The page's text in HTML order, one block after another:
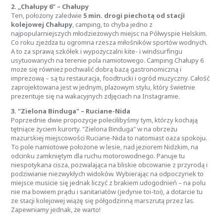
2. „Chałupy 6” – Chałupy
Ten, położony zaledwie 5 min. drogi piechotą od stacji
kolejowej Chałupy, camping, to chyba jedno z
najpopularniejszych młodzieżowych miejsc na Półwyspie Helskim.
Co roku zjeżdża tu ogromna rzesza miłośników sportów wodnych.
A to za sprawą szkółek i wypożyczalni kite- i windsurfingu
usytuowanych na terenie pola namiotowego. Camping Chałupy 6
może się również pochwalić dobrą bazą gastronomiczną i
imprezową – są tu restauracja, foodtrucki i ogród muzyczny. Całość
zaprojektowana jest w jednym, plażowym stylu, który świetnie
prezentuje się na wakacyjnych zdjęciach na Instagramie.
3. "Zielona Binduga" – Ruciane-Nida
Poprzednie dwie propozycje polecilibyśmy tym, którzy kochają
tętniące życiem kurorty. "Zielona Binduga" w na obrzeżu
mazurskiej miejscowości Ruciane-Nida to natomiast oaza spokoju.
To pole namiotowe położone w lesie, nad jeziorem Nidzkim, na
odcinku zamkniętym dla ruchu motorowodnego. Panuje tu
niespotykana cisza, pozwalająca na bliskie obcowanie z przyrodą i
podziwianie niezwykłych widoków. Wybierając na odpoczynek to
miejsce musicie się jednak liczyć z brakiem udogodnień – na polu
nie ma bowiem prądu i sanitariatów (jedynie toi-toi), a dotarcie tu
ze stacji kolejowej wiążę się półgodzinną marszrutą przez las.
Zapewniamy jednak, że warto!